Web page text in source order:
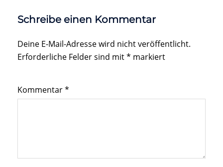
Schreibe einen Kommentar
Deine E-Mail-Adresse wird nicht veröffentlicht.
Erforderliche Felder sind mit* markiert
Kommentar*